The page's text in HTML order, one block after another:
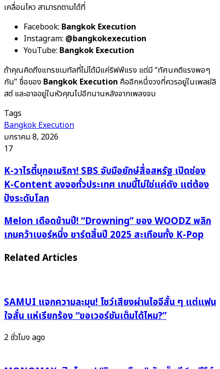
เคลื่อนไหว สามารถตามได้ที่
Facebook: Bangkok Execution
Instagram: @bangkokexecution
YouTube: Bangkok Execution
ถ้าคุณคิดถึงแทรชเมทัลที่ไม่ได้มีแค่ริฟฟ์แรง แต่มี “ทัศนคติแรงพอๆ
กัน” ชื่อของ Bangkok Execution คืออีกหนึ่งวงที่ควรอยู่ในเพลย์ลิ
สต์ และอาจอยู่ในหัวคุณไปอีกนานหลังจากเพลงจบ
Tags
Bangkok Execution
มกราคม 8, 2026
17
K-
วา
ไร
ตี้
บุก
อเมริกา!
SBS
จับ
มือ
สหรัฐ
เปิด
ช่อง
K-
K-วาไรตี้บุกอเมริกา! SBS จับมือยักษ์สื่อสหรัฐ เปิดช่อง
K-Content ลงจอทั่วประเทศ เกมนี้ไม่ใช่แค่ดัง แต่ต้อง
ปังระดับโลก
Melon
เดือด
ปี!
พลิก
เกม
เบอร์
Melon เดือดข้ามปี! “Drowning” ของ WOODZ พลิก
เกมคว้าเบอร์หนึ่ง ชาร์ตสิ้นปี 2025 สะเทือนทั้ง K-Pop
Related Articles
SAMUI แจกความละมุน! โชว์เสียงผ่านไอจีสั้น ๆ แต่แฟน
ใจสั่น แห่เรียกร้อง “ขอเวอร์ชันเต็มได้ไหม?”
2 ชั่วโมง ago